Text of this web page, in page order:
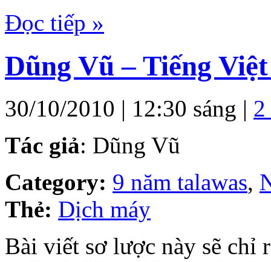
Đọc tiếp »
Dũng Vũ – Tiếng
30/10/2010 | 12:30 sáng | 2
Tác giả: Dũng Vũ
Category: 9 năm talawas,
Thẻ: Dịch máy
Bài viết sơ lược này sẽ chỉ